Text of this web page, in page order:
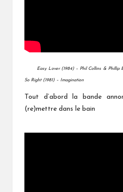
Easy Lover (1984) – Phil
So Right (1981) – Imagination
Tout d’abord la bande
(re)mettre dans le bain